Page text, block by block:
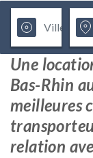
Une
Bas-Rhin
meilleures
relation